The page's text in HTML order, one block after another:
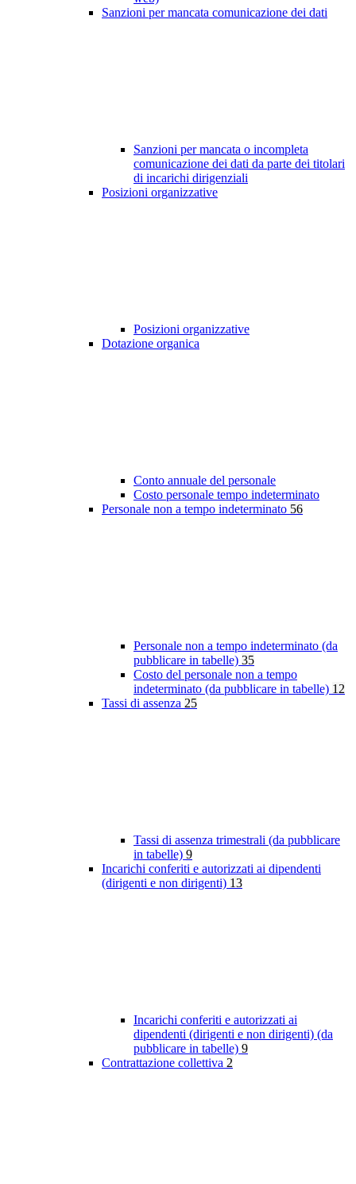
Sanzioni per mancata comunicazione dei dati
Sanzioni per mancata o incompleta
comunicazione dei dati da parte dei titolari
di incarichi dirigenziali
Posizioni organizzative
Posizioni organizzative
Dotazione organica
Conto annuale del personale
Costo personale tempo indeterminato
Personale non a tempo indeterminato 56
Personale non a tempo indeterminato (da
pubblicare in tabelle) 35
Costo del personale non a tempo
indeterminato (da pubblicare in tabelle) 12
Tassi di assenza 25
Tassi di assenza trimestrali (da pubblicare
in tabelle) 9
Incarichi conferiti e autorizzati ai dipendenti
(dirigenti e non dirigenti) 13
Incarichi conferiti e autorizzati ai
dipendenti (dirigenti e non dirigenti) (da
pubblicare in tabelle) 9
Contrattazione collettiva 2